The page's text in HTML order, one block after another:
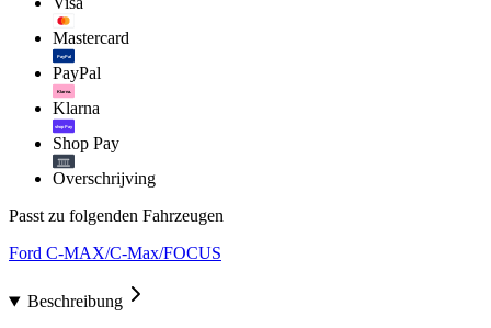
Mastercard
PayPal
PayPal
Klarna.
Klarna
shop Pay
Shop Pay
Overschrijving
Passt zu folgenden Fahrzeugen
Ford C-MAX/C-Max/FOCUS
Beschreibung